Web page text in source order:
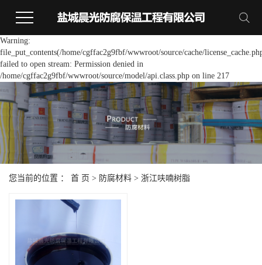
Warning:
file_put_contents(/home/cgffac2g9fbf/wwwroot/source/cache/
failed to open stream: Permission denied in
/home/cgffac2g9fbf/wwwroot/source/model/api.class.php on line 217
您当前的位置 ： 首 页 > 防腐材料 > 浙江呋喃树脂